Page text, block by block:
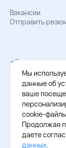
Вакансии
Отправить
Мы в Телеграм
Документы об
Охрана труда –
Мы
данные об
ваше
cookie-
Продолжая
даете
данных.